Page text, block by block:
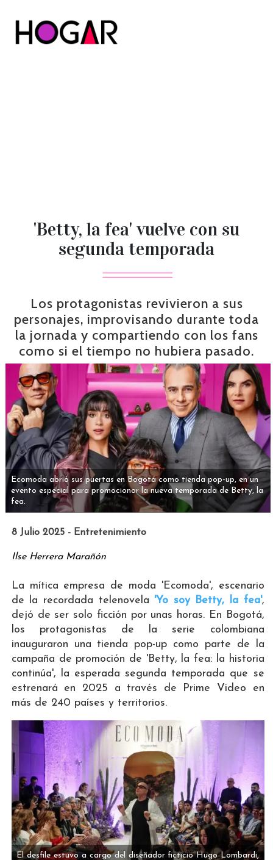
'Betty, la fea' vuelve con su
segunda temporada
Los protagonistas revivieron a sus
personajes, improvisando durante toda
la jornada y compartiendo con los fans
como si el tiempo no hubiera pasado.
Ecomoda abrió sus puertas en Bogotá como tienda pop-up, en un
evento especial para promocionar la nueva temporada de Betty, la
fea.
8 Julio 2025 - Entretenimiento
Ilse Herrera Marañón
La mítica empresa de moda 'Ecomoda', escenario
de la recordada telenovela 'Yo soy Betty, la fea',
dejó de ser solo ficción por unas horas. En Bogotá,
los protagonistas de la serie colombiana
inauguraron una tienda pop-up como parte de la
campaña de promoción de 'Betty, la fea: la historia
continúa', la esperada segunda temporada que se
estrenará en 2025 a través de Prime Video en
más de 240 países y territorios.
El desfile estuvo a cargo del diseñador ficticio Hugo Lombardi,